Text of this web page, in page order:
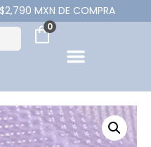
MXN DE COMPRA
0